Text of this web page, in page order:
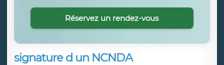
signature d un NCNDA
Réservez un rendez-vous